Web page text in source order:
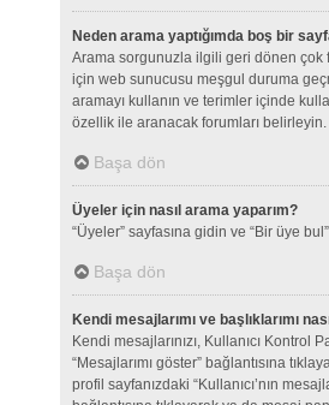
Neden arama yaptığımda boş bir
Arama sorgunuzla ilgili geri dönen çok
için web sunucusu meşgul duruma
aramayı kullanın ve terimler içinde
özellik ile aranacak forumları belirleyin.
Başa dön
Üyeler için nasıl arama yaparım?
“Üyeler” sayfasına gidin ve “Bir üye
Başa dön
Kendi mesajlarımı ve başlıklarımı
Kendi mesajlarınızı, Kullanıcı Kontrol
“Mesajlarımı göster” bağlantısına
profil sayfanızdaki “Kullanıcı’nın